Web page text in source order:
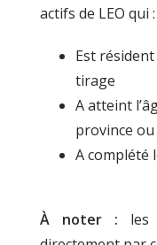
actifs de LEO qui :
Est
tirage
A atteint
province
A complété
À noter : les